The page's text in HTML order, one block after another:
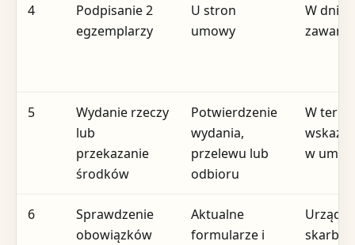
4
Podpisanie 2
egzemplarzy
U stron
umowy
W dniu
5
Wydanie rzeczy
lub
przekazanie
środków
Potwierdzenie
wydania,
przelewu lub
odbioru
W
w
6
Sprawdzenie
obowiązków
Aktualne
formularze i
Urząd